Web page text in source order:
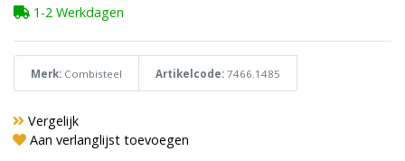
1-2 Werkdagen
Merk: Combisteel Artikelcode: 7466.1485
Vergelijk
Aan verlanglijst toevoegen